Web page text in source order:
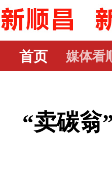
首页 媒体看
“卖碳